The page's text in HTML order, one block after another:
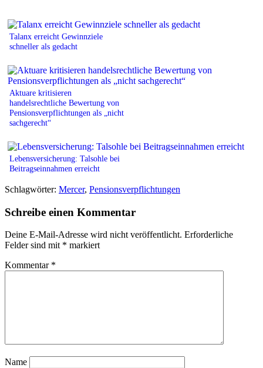
Talanx erreicht Gewinnziele
schneller als gedacht
Aktuare kritisieren
handelsrechtliche Bewertung von
Pensionsverpflichtungen als „nicht
sachgerecht“
Lebensversicherung: Talsohle bei
Beitragseinnahmen erreicht
Schlagwörter: Mercer, Pensionsverpflichtungen
Schreibe einen Kommentar
Deine E-Mail-Adresse wird nicht veröffentlicht. Erforderliche
Felder sind mit * markiert
Kommentar *
Name